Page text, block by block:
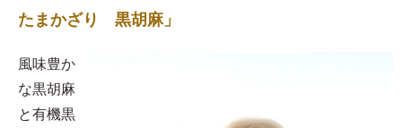
たまかざり 黒胡麻」
風味豊か
な黒胡麻
と有機黒